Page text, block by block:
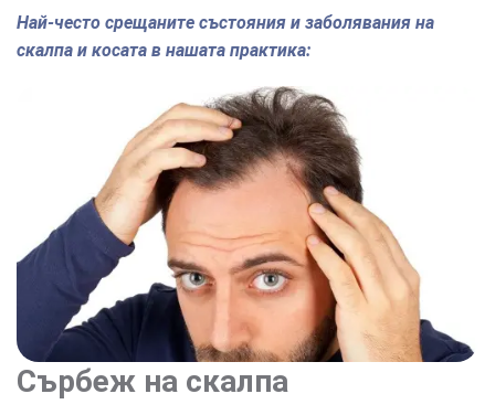
Най-често срещаните състояния и заболявания на
скалпа и косата в нашата практика:
Сърбеж на скалпа